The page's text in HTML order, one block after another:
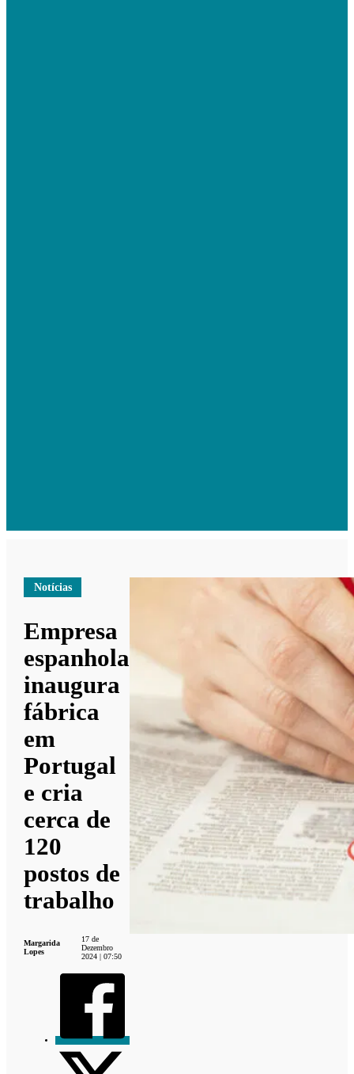
Notícias
Empresa
espanhola
inaugura
fábrica
em
Portugal
e cria
cerca de
120
postos de
trabalho
Margarida
Lopes
17 de
Dezembro
2024 | 07:50